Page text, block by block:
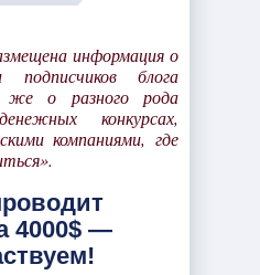
информация о
подписчиков блога
же о разного рода
конкурсах,
компаниями, где
4000$ —